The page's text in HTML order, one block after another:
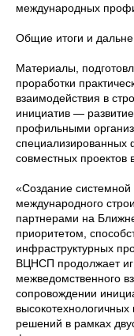
международных
Общие итоги и
Материалы,
проработки
взаимодействия в
инициатив —
профильными
специализированных
совместных проектов
«Создание
международного
партнерами на
приоритетом,
инфраструктурных
ВЦНСП продолжает
межведомственного
сопровождении
решений в рамках